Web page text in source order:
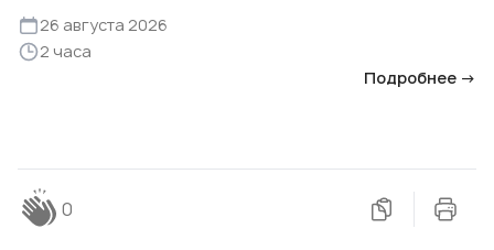
26 августа 2026
2 часа
Подробнее →
0